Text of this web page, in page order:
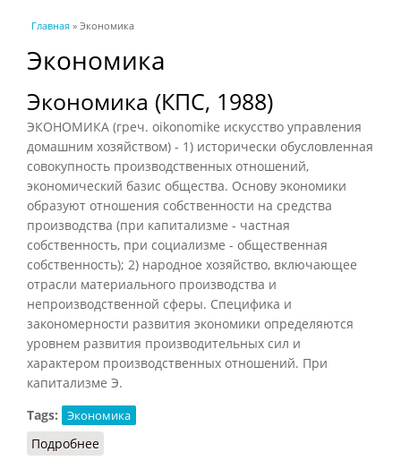
Вы здесь
Главная » Экономика
Экономика
Экономика (КПС, 1988)
ЭКОНОМИКА (греч. oikonomike искусство управления
домашним хозяйством) - 1) исторически обусловленная
совокупность производственных отношений,
экономический базис общества. Основу экономики
образуют отношения собственности на средства
производства (при капитализме - частная
собственность, при социализме - общественная
собственность); 2) народное хозяйство, включающее
отрасли материального производства и
непроизводственной сферы. Специфика и
закономерности развития экономики определяются
уровнем развития производительных сил и
характером производственных отношений. При
капитализме Э.
Tags:
Экономика
Подробнее